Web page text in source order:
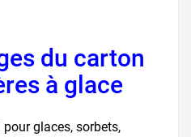
du carton
à glace
pour glaces, sorbets,